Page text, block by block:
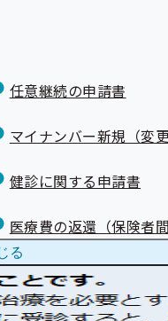
任意継続の申請書
マイナンバー新規（変
健診に関する申請書
医療費の返還（保険者
る